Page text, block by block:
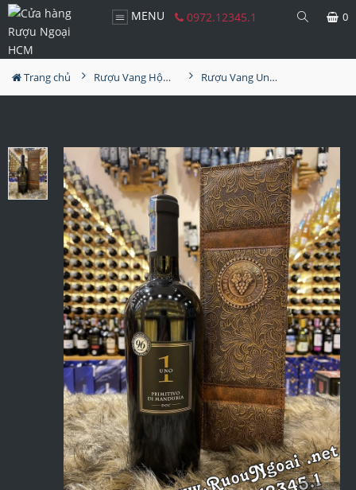
MENU 0972.12345.1 0
Trang chủ Rượu Vang Hộp Quà Rượu Vang Uno Primitivo Di Manduria Hộp Quà Tết